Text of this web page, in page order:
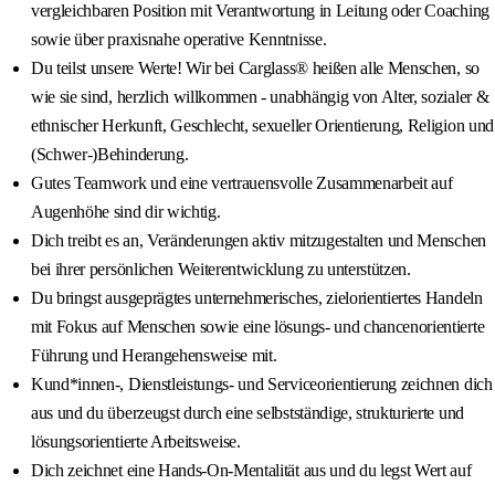
vergleichbaren Position mit Verantwortung in Leitung oder Coaching
sowie über praxisnahe operative Kenntnisse.
Du teilst unsere Werte! Wir bei Carglass® heißen alle Menschen, so
wie sie sind, herzlich willkommen - unabhängig von Alter, sozialer &
ethnischer Herkunft, Geschlecht, sexueller Orientierung, Religion und
(Schwer-)Behinderung.
Gutes Teamwork und eine vertrauensvolle Zusammenarbeit auf
Augenhöhe sind dir wichtig.
Dich treibt es an, Veränderungen aktiv mitzugestalten und Menschen
bei ihrer persönlichen Weiterentwicklung zu unterstützen.
Du bringst ausgeprägtes unternehmerisches, zielorientiertes Handeln
mit Fokus auf Menschen sowie eine lösungs- und chancenorientierte
Führung und Herangehensweise mit.
Kund*innen-, Dienstleistungs- und Serviceorientierung zeichnen dich
aus und du überzeugst durch eine selbstständige, strukturierte und
lösungsorientierte Arbeitsweise.
Dich zeichnet eine Hands-On-Mentalität aus und du legst Wert auf